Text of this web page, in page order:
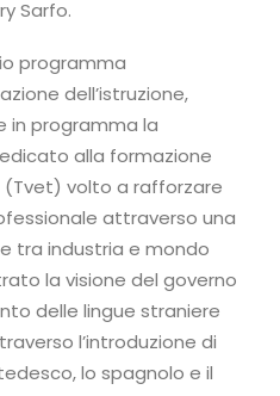
Sarfo.
programma
dell’istruzione,
in programma la
alla formazione
volto a rafforzare
attraverso una
tra industria e mondo
la visione del governo
delle lingue straniere
l’introduzione di
lo spagnolo e il